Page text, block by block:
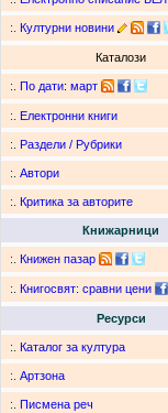
:. Културни новини
Каталози
:. По дати: март
:. Електронни книги
:. Раздели / Рубрики
:. Автори
:. Критика за авторите
Книжарници
:. Книжен пазар
:. Книгосвят: сравни цени
Ресурси
:. Каталог за култура
:. Артзона
:. Писмена реч